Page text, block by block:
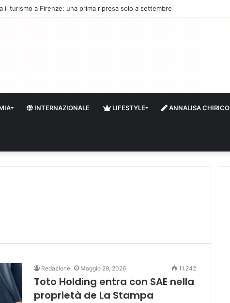
il turismo a Firenze: una prima ripresa solo a settembre
INTERNAZIONALE LIFESTYLE ANNALISA CHIRICO
Redazione Maggio 29, 2026 11.242
Toto Holding entra con SAE nella
proprietà de La Stampa